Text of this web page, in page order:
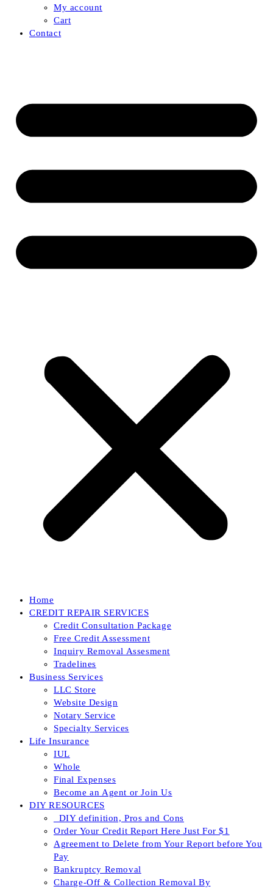
My account
Cart
Contact
Home
CREDIT REPAIR SERVICES
Credit Consultation Package
Free Credit Assessment
Inquiry Removal Assesment
Tradelines
Business Services
LLC Store
Website Design
Notary Service
Specialty Services
Life Insurance
IUL
Whole
Final Expenses
Become an Agent or Join Us
DIY RESOURCES
_DIY definition, Pros and Cons
Order Your Credit Report Here Just For $1
Agreement to Delete from Your Report before You
Pay
Bankruptcy Removal
Charge-Off & Collection Removal By